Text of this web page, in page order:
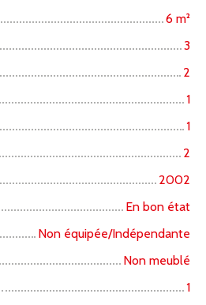
6 m²
3
2
1
1
2
2002
En bon état
Non équipée/Indépendante
Non meublé
1